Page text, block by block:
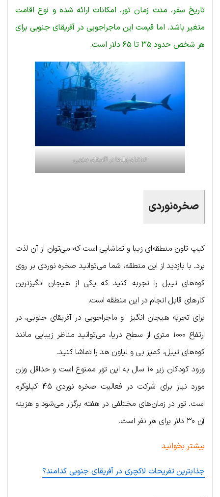
تاریخ سفر، مدت زمان تور، امکانات ارائه شده و نوع اقامت
متغیر باشد. اما قیمت این ماجراجویی در آفریقای جنوبی برای
هر شخص حدود ۳۵ تا ۶۵ دلار است.
تماشای وال‌ها در آفریقای جنوبی
صخره‌نوردی
کیپ تاون منطقه‌ای زیبا و تماشایی است که می‌توان از آن لذت
برد. با بازدید از این منطقه، شما می‌توانید صخره نوردی بر روی
کوه‌های تیبل را تجربه کنید که یکی از هیجان انگیزترین
کارهای قابل انجام در این منطقه است.
برای تجربه هیجان انگیز و ماجراجویی در آفریقای جنوبی، در
ارتفاع ۱۰۰۰ متری از سطح دریا، می‌توانید مناظر زیبایی مانند
کوه‌های تیبل، کمپز بی و لیاون هد را تماشا کنید.
ورود کودکان زیر ۱۰ سال به این تور ممنوع است و حداقل وزن
مورد نیاز برای شرکت در فعالیت صخره نوردی ۴۵ کیلوگرم
است. تور در زمان‌های مختلفی در هفته برگزار می‌شود و هزینه
آن ۳۰ دلار برای هر نفر است.
بیشتر بخوانید
جذابترین تفریحات لاکچری در آفریقای جنوبی کدامند؟